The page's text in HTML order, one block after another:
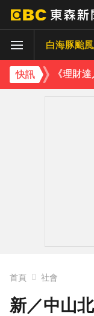
白海豚颱風
快訊
下載東
下載東
首頁 社會
新／中山